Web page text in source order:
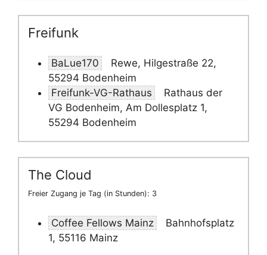
Freifunk
BaLue170
Rewe, Hilgestraße 22,
55294 Bodenheim
Freifunk-VG-Rathaus
Rathaus der
VG Bodenheim, Am Dollesplatz 1,
55294 Bodenheim
The Cloud
Freier Zugang je Tag (in Stunden): 3
Coffee Fellows Mainz
Bahnhofsplatz
1, 55116 Mainz